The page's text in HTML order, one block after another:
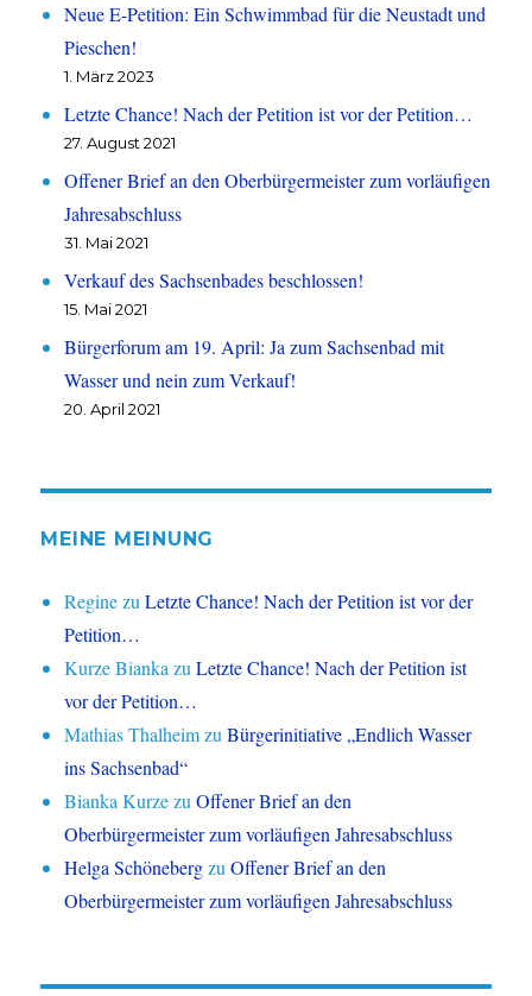
Neue E-Petition: Ein Schwimmbad für die Neustadt und
Pieschen!
1. März 2023
Letzte Chance! Nach der Petition ist vor der Petition…
27. August 2021
Offener Brief an den Oberbürgermeister zum vorläufigen
Jahresabschluss
31. Mai 2021
Verkauf des Sachsenbades beschlossen!
15. Mai 2021
Bürgerforum am 19. April: Ja zum Sachsenbad mit
Wasser und nein zum Verkauf!
20. April 2021
MEINE MEINUNG
ReginezuLetzte Chance! Nach der Petition ist vor der
Petition…
Kurze BiankazuLetzte Chance! Nach der Petition ist
vor der Petition…
Mathias ThalheimzuBürgerinitiative „Endlich Wasser
ins Sachsenbad“
Bianka KurzezuOffener Brief an den
Oberbürgermeister zum vorläufigen Jahresabschluss
Helga SchönebergzuOffener Brief an den
Oberbürgermeister zum vorläufigen Jahresabschluss